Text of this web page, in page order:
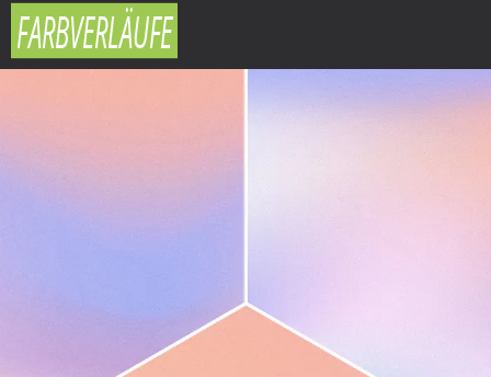
FARBVERLÄUFE